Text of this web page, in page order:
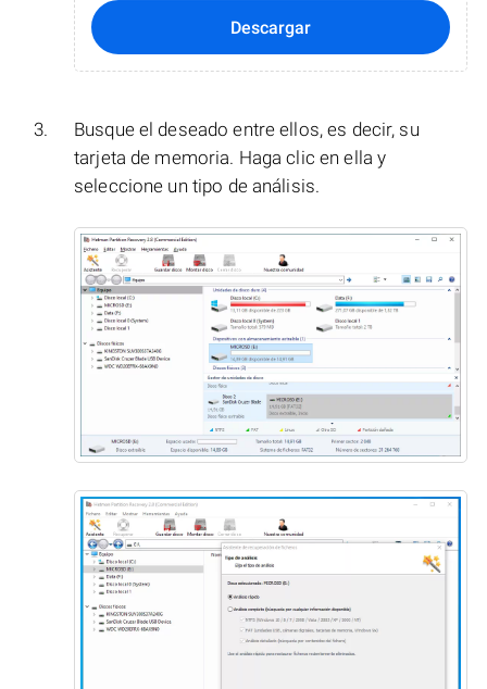
Descargar
Busque el deseado entre ellos, es decir, su
tarjeta de memoria. Haga clic en ella y
seleccione un tipo de análisis.